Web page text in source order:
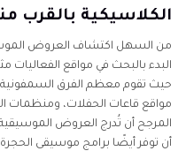
الكلاسيكية بالقرب
من السهل اكتشاف العروض
البدء بالبحث في مواقع الفعاليات
حيث تقوم معظم الفرق السمفونية
مواقع قاعات الحفلات، ومنظمات
المرجح أن تُدرج العروض
أن توفر أيضًا برامج موسيقى